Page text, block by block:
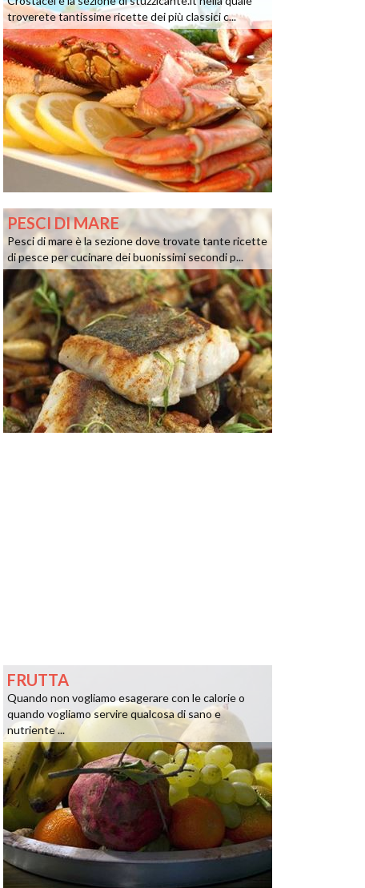
troverete tantissime ricette dei più classici c...
PESCI DI MARE
Pesci di mare è la sezione dove trovate tante ricette
di pesce per cucinare dei buonissimi secondi p...
FRUTTA
Quando non vogliamo esagerare con le calorie o
quando vogliamo servire qualcosa di sano e
nutriente ...